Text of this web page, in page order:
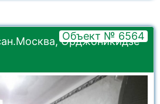
Орджоникидзе
Объект № 6564